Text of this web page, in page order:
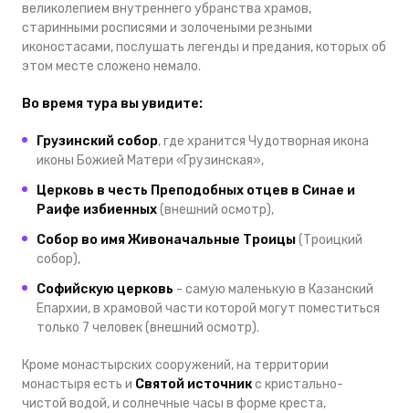
великолепием внутреннего убранства храмов,
старинными росписями и золочеными резными
иконостасами, послушать легенды и предания, которых об
этом месте сложено немало.
Во время тура вы увидите:
Грузинский собор, где хранится Чудотворная икона
иконы Божией Матери «Грузинская»,
Церковь в честь Преподобных отцев в Синае и
Раифе избиенных(внешний осмотр),
Собор во имя Живоначальные Троицы(Троицкий
собор),
Софийскую церковь - самую маленькую в Казанский
Епархии, в храмовой части которой могут поместиться
только 7 человек (внешний осмотр).
Кроме монастырских сооружений, на территории
монастыря есть и Святой источникс кристально-
чистой водой, и солнечные часы в форме креста,